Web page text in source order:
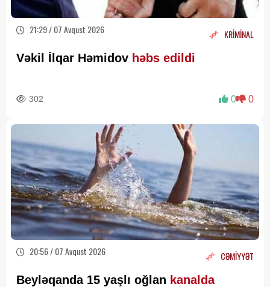
21:29 / 07 Avqust 2026 KRİMİNAL
Vəkil İlqar Həmidov həbs edildi
302 0 0
20:56 / 07 Avqust 2026 CƏMİYYƏT
Beyləqanda 15 yaşlı oğlan kanalda